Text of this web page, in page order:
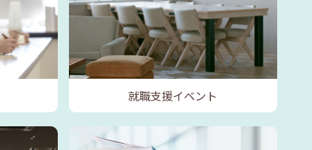
就職支援イベント